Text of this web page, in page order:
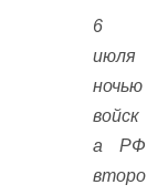
6
июля
ночью
войск
а РФ
второ